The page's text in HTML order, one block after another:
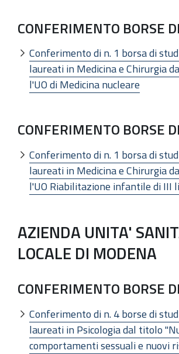
CONFERIMENTO BORSE
Conferimento di n. 1 borsa di
laureati in Medicina e Chirurgia
l'UO di Medicina nucleare
CONFERIMENTO BORSE
Conferimento di n. 1 borsa di
laureati in Medicina e Chirurgia
l'UO Riabilitazione infantile di III
AZIENDA UNITA'
LOCALE DI MODENA
CONFERIMENTO BORSE
Conferimento di n. 4 borse di
laureati in Psicologia dal titolo
comportamenti sessuali e nuovi